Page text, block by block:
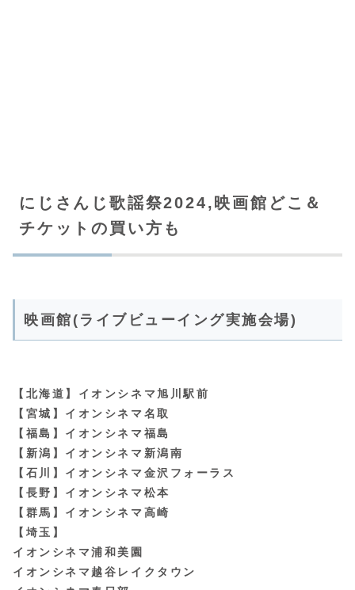
にじさんじ歌謡祭2024,映画館どこ＆
チケットの買い方も
映画館(ライブビューイング実施会場)
【北海道】イオンシネマ旭川駅前
【宮城】イオンシネマ名取
【福島】イオンシネマ福島
【新潟】イオンシネマ新潟南
【石川】イオンシネマ金沢フォーラス
【長野】イオンシネマ松本
【群馬】イオンシネマ高崎
【埼玉】
イオンシネマ浦和美園
イオンシネマ越谷レイクタウン